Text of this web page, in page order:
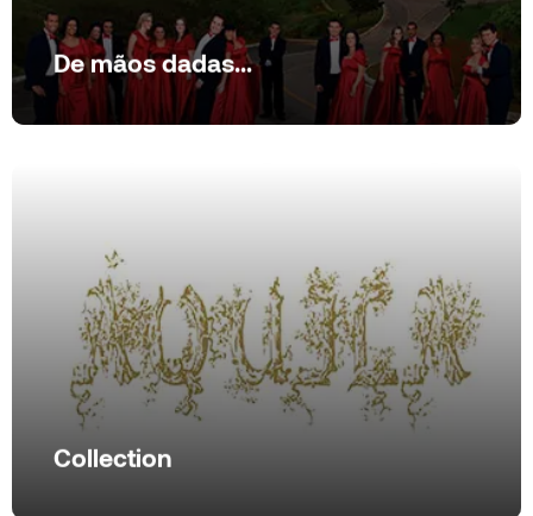
De mãos dadas…
De mãos dadas…
Ver produto
Collection
Collection